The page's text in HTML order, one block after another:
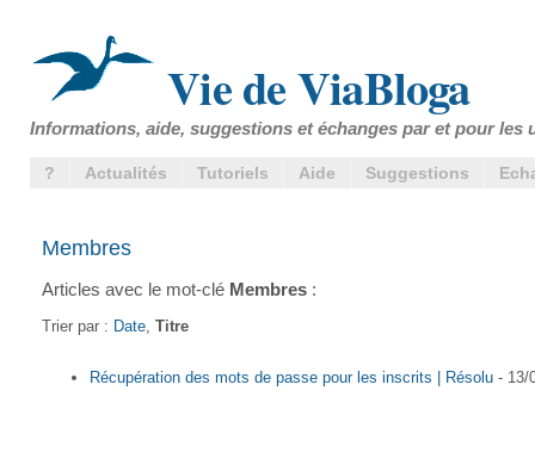
Vie de ViaBloga
Informations, aide, suggestions et échanges par et pour les
? Actualités Tutoriels Aide Suggestions
Membres
Articles avec le mot-clé Membres :
Trier par : Date Titre
Récupération des mots de passe pour les inscrits | Résolu - 13/